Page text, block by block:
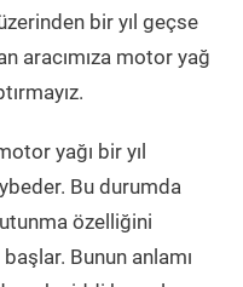
bir yıl geçse
aracımıza motor yağ
yağı bir yıl
Bu durumda
özelliğini
Bunun anlamı